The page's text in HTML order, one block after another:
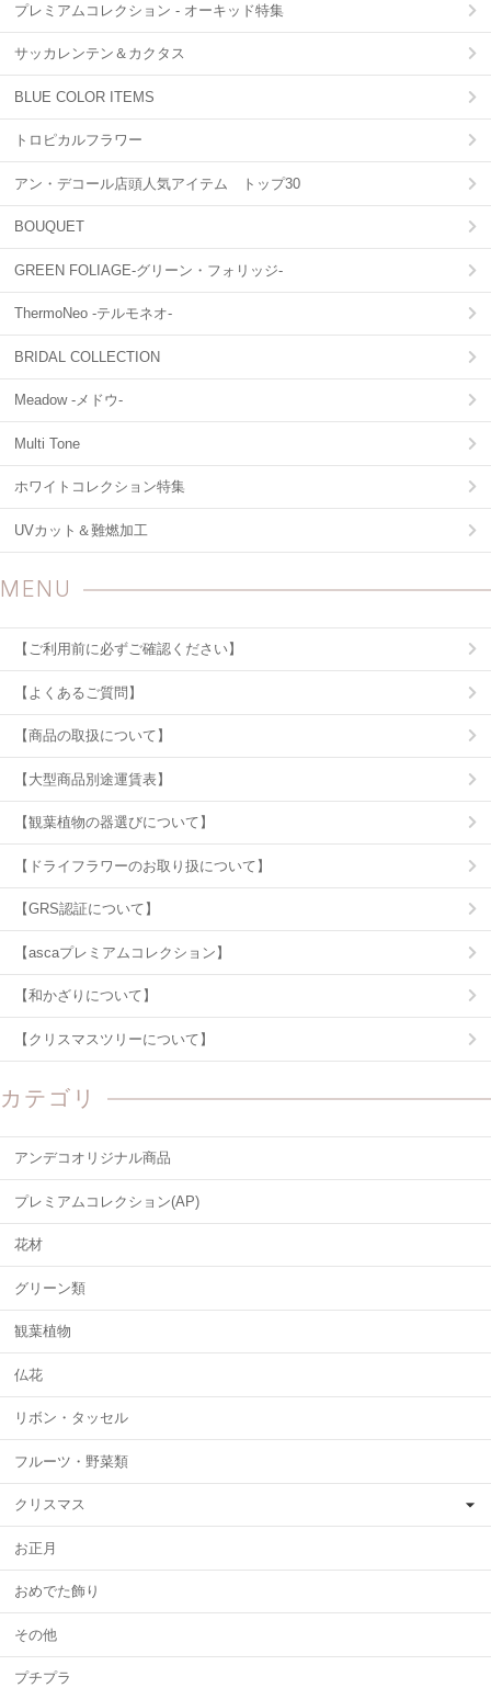
プレミアムコレクション - オーキッド特集
サッカレンテン＆カクタス
BLUE COLOR ITEMS
トロピカルフラワー
アン・デコール店頭人気アイテム トップ30
BOUQUET
GREEN FOLIAGE-グリーン・フォリッジ-
ThermoNeo -テルモネオ-
BRIDAL COLLECTION
Meadow -メドウ-
Multi Tone
ホワイトコレクション特集
UVカット＆難燃加工
MENU
【ご利用前に必ずご確認ください】
【よくあるご質問】
【商品の取扱について】
【大型商品別途運賃表】
【観葉植物の器選びについて】
【ドライフラワーのお取り扱について】
【GRS認証について】
【ascaプレミアムコレクション】
【和かざりについて】
【クリスマスツリーについて】
カテゴリ
アンデコオリジナル商品
プレミアムコレクション(AP)
花材
グリーン類
観葉植物
仏花
リボン・タッセル
フルーツ・野菜類
クリスマス
お正月
おめでた飾り
その他
プチプラ